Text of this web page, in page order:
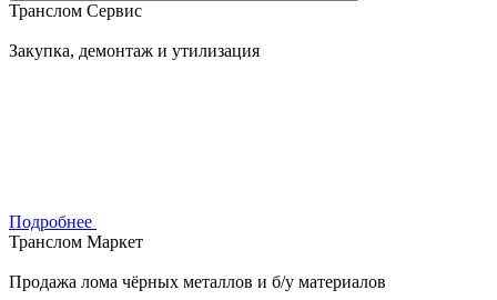
Транслом Сервис
Закупка, демонтаж и утилизация
Подробнее
Транслом Маркет
Продажа лома чёрных металлов и б/у материалов